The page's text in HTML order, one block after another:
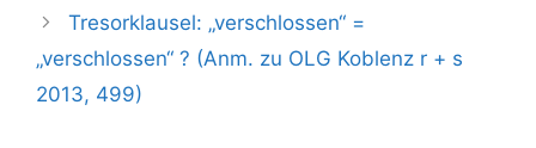
Tresorklausel: „verschlossen“ =
„verschlossen“ ? (Anm. zu OLG Koblenz r + s
2013, 499)